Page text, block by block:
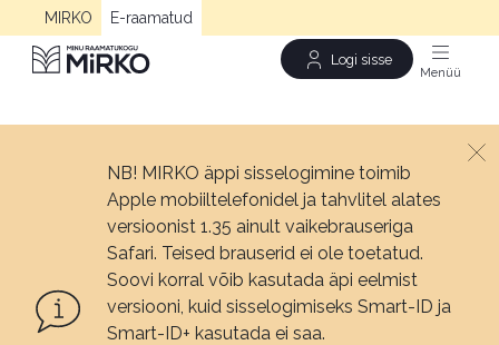
MIRKO E-raamatud
Logi sisse
NB! MIRKO äppi sisselogimine toimib
Apple mobiiltelefonidel ja tahvlitel alates
versioonist 1.35 ainult vaikebrauseriga
Safari. Teised brauserid ei ole toetatud.
Soovi korral võib kasutada äpi eelmist
versiooni, kuid sisselogimiseks Smart-ID ja
Smart-ID+ kasutada ei saa.